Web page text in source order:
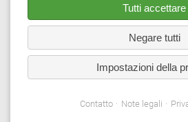
Condizioni generali di vendita
Impostazioni sulla privacy
Tutti accettare
Negare tutti
Impostazioni della
Contatto Note legali